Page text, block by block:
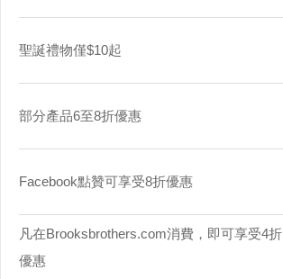
聖誕禮物僅$10起
部分產品6至8折優惠
Facebook點贊可享受8折優惠
凡在Brooksbrothers.com消費，即可享受4折
優惠